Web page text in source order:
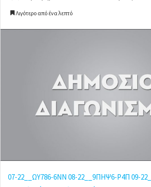
m
i
l
Λιγότερο από ένα λεπτό
07-22__ΩΥ786-6ΝΝ 08-22__9ΠΗΨ6-Ρ4Π 09-